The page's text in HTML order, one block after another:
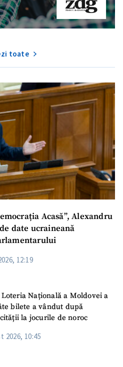
toate
Acasă”, Alexandru
date ucraineană
12:19
Națională a Moldovei a
bilete a vândut după
la jocurile de noroc
2026, 10:45